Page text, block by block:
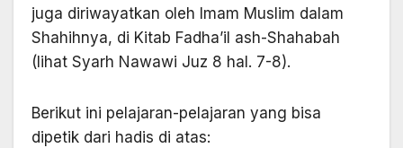
juga diriwayatkan oleh Imam Muslim dalam
Shahihnya, di Kitab Fadha’il ash-Shahabah
(lihat Syarh Nawawi Juz 8 hal. 7-8).
Berikut ini pelajaran-pelajaran yang bisa
dipetik dari hadis di atas: